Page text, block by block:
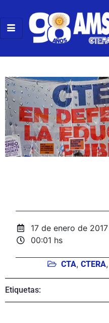
17 de enero de 2017
00:01 hs
CTA, CTERA,
Etiquetas: